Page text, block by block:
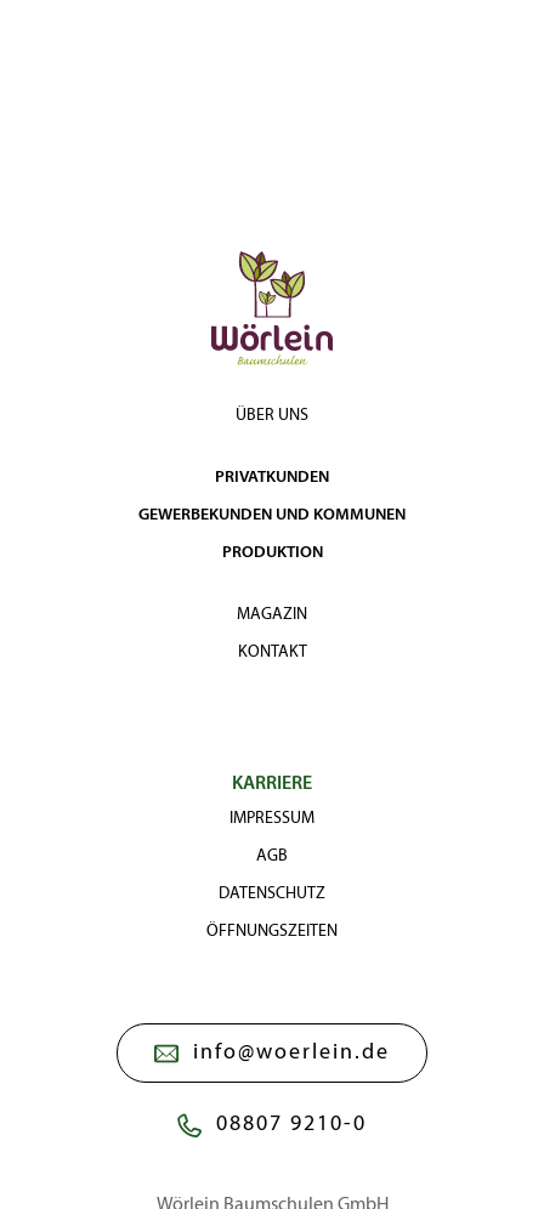
ÜBER UNS
PRIVATKUNDEN
GEWERBEKUNDEN UND KOMMUNEN
PRODUKTION
MAGAZIN
KONTAKT
KARRIERE
IMPRESSUM
AGB
DATENSCHUTZ
ÖFFNUNGSZEITEN
info@woerlein.de
08807 9210-0